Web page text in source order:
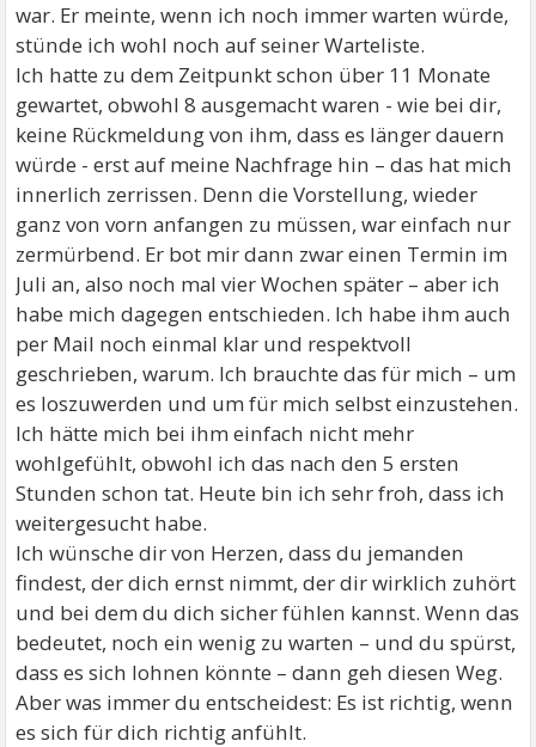
war. Er meinte, wenn ich noch immer warten würde,
stünde ich wohl noch auf seiner Warteliste.
Ich hatte zu dem Zeitpunkt schon über 11 Monate
gewartet, obwohl 8 ausgemacht waren - wie bei dir,
keine Rückmeldung von ihm, dass es länger dauern
würde - erst auf meine Nachfrage hin – das hat mich
innerlich zerrissen. Denn die Vorstellung, wieder
ganz von vorn anfangen zu müssen, war einfach nur
zermürbend. Er bot mir dann zwar einen Termin im
Juli an, also noch mal vier Wochen später – aber ich
habe mich dagegen entschieden. Ich habe ihm auch
per Mail noch einmal klar und respektvoll
geschrieben, warum. Ich brauchte das für mich – um
es loszuwerden und um für mich selbst einzustehen.
Ich hätte mich bei ihm einfach nicht mehr
wohlgefühlt, obwohl ich das nach den 5 ersten
Stunden schon tat. Heute bin ich sehr froh, dass ich
weitergesucht habe.
Ich wünsche dir von Herzen, dass du jemanden
findest, der dich ernst nimmt, der dir wirklich zuhört
und bei dem du dich sicher fühlen kannst. Wenn das
bedeutet, noch ein wenig zu warten – und du spürst,
dass es sich lohnen könnte – dann geh diesen Weg.
Aber was immer du entscheidest: Es ist richtig, wenn
es sich für dich richtig anfühlt.